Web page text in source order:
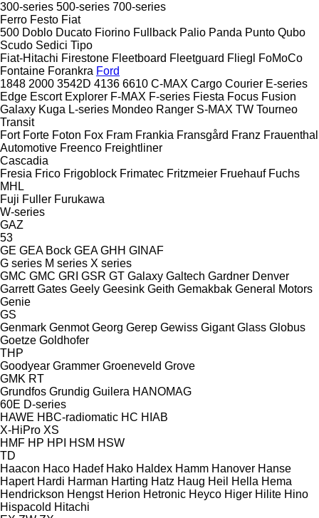
300-series 500-series 700-series
Ferro Festo Fiat
500 Doblo Ducato Fiorino Fullback Palio Panda Punto Qubo
Scudo Sedici Tipo
Fiat-Hitachi Firestone Fleetboard Fleetguard Fliegl
FoMoCo
Fontaine Forankra Ford
1848 2000 3542D 4136 6610 C-MAX Cargo Courier E-series
Edge Escort Explorer F-MAX F-series Fiesta Focus Fusion
Galaxy Kuga L-series Mondeo Ranger S-MAX TW Tourneo
Transit
Fort Forte Foton Fox Fram Frankia Fransgård Franz Frauenthal
Automotive Freenco Freightliner
Cascadia
Fresia Frico Frigoblock Frimatec Fritzmeier Fruehauf Fuchs
MHL
Fuji Fuller Furukawa
W-series
GAZ
53
GE GEA Bock GEA GHH GINAF
G series M series X series
GMC GMC GRI GSR GT Galaxy Galtech Gardner Denver
Garrett Gates Geely Geesink Geith Gemakbak General Motors
Genie
GS
Genmark Genmot Georg Gerep Gewiss Gigant Glass Globus
Goetze Goldhofer
THP
Goodyear Grammer Groeneveld Grove
GMK RT
Grundfos Grundig Guilera HANOMAG
60E D-series
HAWE HBC-radiomatic HC HIAB
X-HiPro XS
HMF HP HPI HSM HSW
TD
Haacon Haco Hadef Hako Haldex Hamm Hanover Hanse
Hapert Hardi Harman Harting Hatz Haug Heil Hella Hema
Hendrickson Hengst Herion Hetronic Heyco Higer Hilite Hino
Hispacold Hitachi